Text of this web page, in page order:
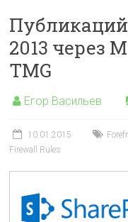
2013 через
TMG
Егор Васильев
10.01.2015
Firewall Rules